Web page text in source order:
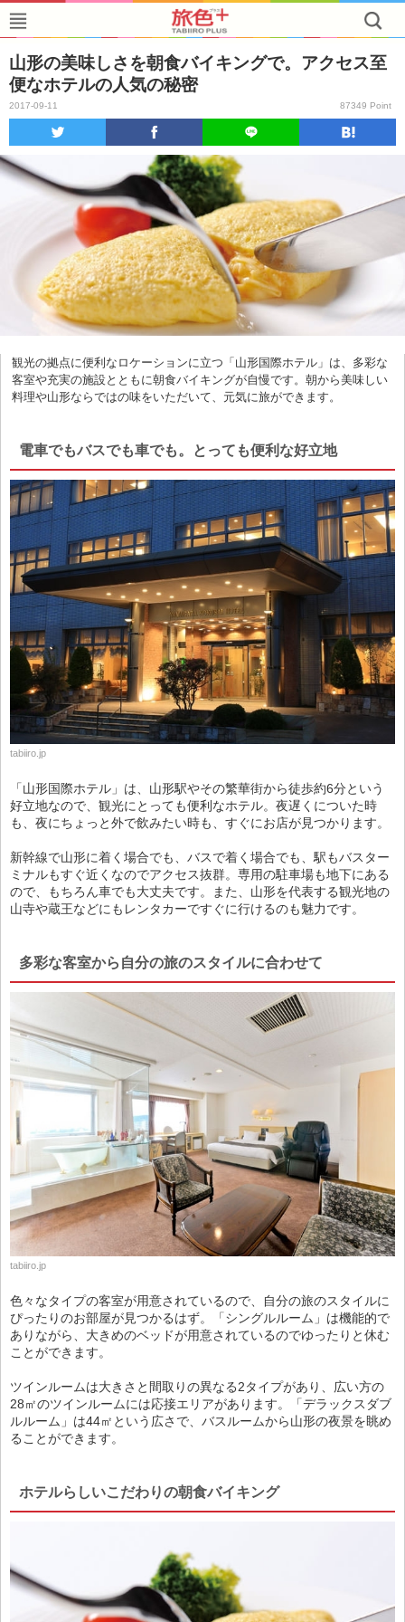
山形の美味しさを朝食バイキングで。アクセス至
便なホテルの人気の秘密
2017-09-11 87349 Point
観光の拠点に便利なロケーションに立つ「山形国際ホテル」は、多彩な
客室や充実の施設とともに朝食バイキングが自慢です。朝から美味しい
料理や山形ならではの味をいただいて、元気に旅ができます。
電車でもバスでも車でも。とっても便利な好立地
tabiiro.jp
「山形国際ホテル」は、山形駅やその繁華街から徒歩約6分という
好立地なので、観光にとっても便利なホテル。夜遅くについた時
も、夜にちょっと外で飲みたい時も、すぐにお店が見つかります。
新幹線で山形に着く場合でも、バスで着く場合でも、駅もバスター
ミナルもすぐ近くなのでアクセス抜群。専用の駐車場も地下にある
ので、もちろん車でも大丈夫です。また、山形を代表する観光地の
山寺や蔵王などにもレンタカーですぐに行けるのも魅力です。
多彩な客室から自分の旅のスタイルに合わせて
tabiiro.jp
色々なタイプの客室が用意されているので、自分の旅のスタイルに
ぴったりのお部屋が見つかるはず。「シングルルーム」は機能的で
ありながら、大きめのベッドが用意されているのでゆったりと休む
ことができます。
ツインルームは大きさと間取りの異なる2タイプがあり、広い方の
28㎡のツインルームには応接エリアがあります。「デラックスダブ
ルルーム」は44㎡という広さで、バスルームから山形の夜景を眺め
ることができます。
ホテルらしいこだわりの朝食バイキング